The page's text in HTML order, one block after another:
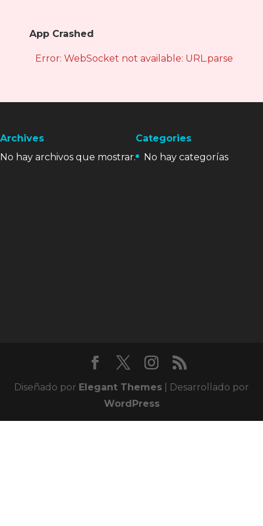
App Crashed
Error: WebSocket not available: URL.parse is
Archives
No hay archivos que mostrar.
Categories
No hay categorías
Diseñado por Elegant Themes | Desarrollado por
WordPress